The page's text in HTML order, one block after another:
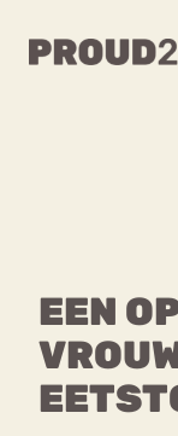
inhoud
EEN
Content
WAAR
Over proud2bme
Contact
Proud in de
Vacatures